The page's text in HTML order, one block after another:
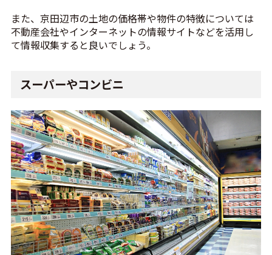
また、京田辺市の土地の価格帯や物件の特徴については
不動産会社やインターネットの情報サイトなどを活用し
て情報収集すると良いでしょう。
スーパーやコンビニ